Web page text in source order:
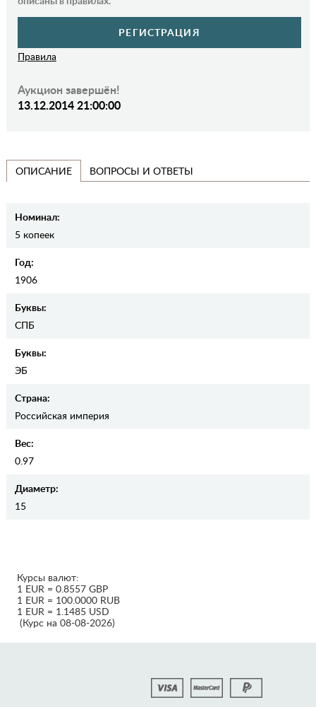
РЕГИСТРАЦИЯ
Правила
Аукцион завершён!
13.12.2014 21:00:00
ОПИСАНИЕ ВОПРОСЫ И ОТВЕТЫ
Номинал:
5 копеек
Год:
1906
Буквы:
СПБ
Буквы:
ЭБ
Страна:
Российская империя
Вес:
0.97
Диаметр:
15
Курсы валют:
1 EUR = 0.8557 GBP
1 EUR = 100.0000 RUB
1 EUR = 1.1485 USD
(Курс на 08-08-2026)